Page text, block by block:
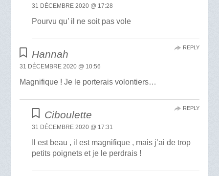
31 DÉCEMBRE 2020 @ 17:28
Pourvu qu’ il ne soit pas vole
Hannah
31 DÉCEMBRE 2020 @ 10:56
Magnifique ! Je le porterais volontiers…
REPLY
Ciboulette
31 DÉCEMBRE 2020 @ 17:31
Il est beau , il est magnifique , mais j’ai de trop
petits poignets et je le perdrais !
REPLY